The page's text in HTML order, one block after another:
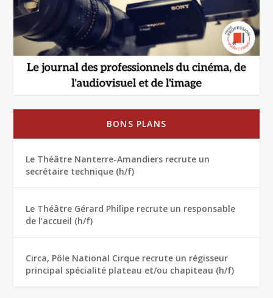
BONS PLANS
Le Théâtre Nanterre-Amandiers recrute un
secrétaire technique (h/f)
Le Théâtre Gérard Philipe recrute un responsable
de l’accueil (h/f)
Circa, Pôle National Cirque recrute un régisseur
principal spécialité plateau et/ou chapiteau (h/f)